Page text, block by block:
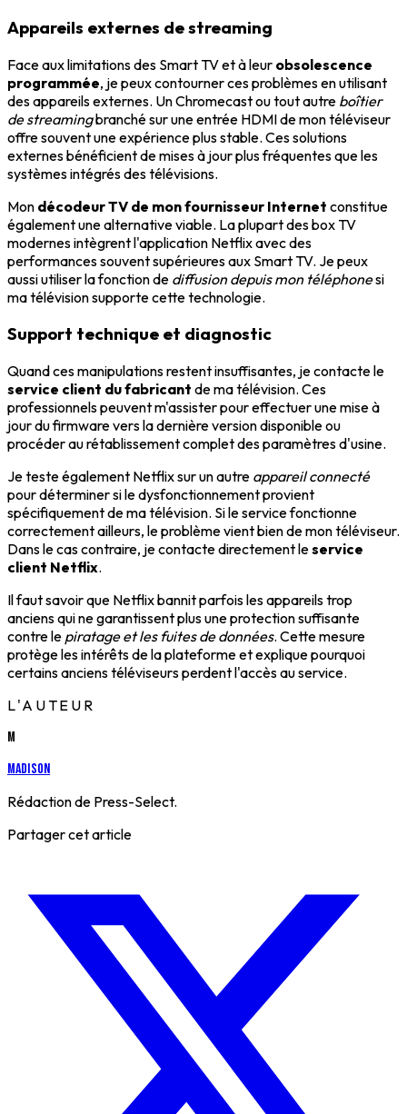
Appareils externes de streaming
Face aux limitations des Smart TV et à leur obsolescence
programmée, je peux contourner ces problèmes en utilisant
des appareils externes. Un Chromecast ou tout autre boîtier
de streamingbranché sur une entrée HDMI de mon téléviseur
offre souvent une expérience plus stable. Ces solutions
externes bénéficient de mises à jour plus fréquentes que les
systèmes intégrés des télévisions.
Mon décodeur TV de mon fournisseur Internet constitue
également une alternative viable. La plupart des box TV
modernes intègrent l'application Netflix avec des
performances souvent supérieures aux Smart TV. Je peux
aussi utiliser la fonction de diffusion depuis mon téléphonesi
ma télévision supporte cette technologie.
Support technique et diagnostic
Quand ces manipulations restent insuffisantes, je contacte le
service client du fabricant de ma télévision. Ces
professionnels peuvent m'assister pour effectuer une mise à
jour du firmware vers la dernière version disponible ou
procéder au rétablissement complet des paramètres d'usine.
Je teste également Netflix sur un autre appareil connecté
pour déterminer si le dysfonctionnement provient
spécifiquement de ma télévision. Si le service fonctionne
correctement ailleurs, le problème vient bien de mon téléviseur.
Dans le cas contraire, je contacte directement leservice
client Netflix.
Il faut savoir que Netflix bannit parfois les appareils trop
anciens qui ne garantissent plus une protection suffisante
contre le piratage et les fuites de données. Cette mesure
protège les intérêts de la plateforme et explique pourquoi
certains anciens téléviseurs perdent l'accès au service.
L'AUTEUR
M
Madison
Rédaction de Press-Select.
Partager cet article